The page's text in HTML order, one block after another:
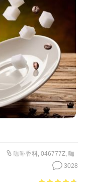
咖啡香料, 046777Z, 咖
3028